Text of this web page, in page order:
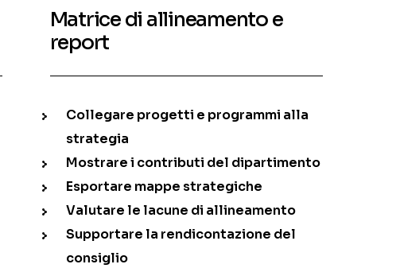
Matrice di allineamento e
report
Collegare progetti e programmi alla
strategia
Mostrare i contributi del dipartimento
Esportare mappe strategiche
Valutare le lacune di allineamento
Supportare la rendicontazione del
consiglio